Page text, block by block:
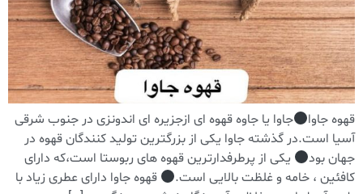
قهوه جاوا
جاوا یا جاوه قهوه ای ازجزیره ای اندونزی در جنوب شرقی
آسیا است.در گذشته جاوا یکی از بزرگترین تولید کنندگان قهوه در
جهان بود
یکی از پرطرفدارترین قهوه های ربوستا است،که دارای
کافئین ، خامه و غلظت بالایی است.
قهوه جاوا دارای عطری زیاد با